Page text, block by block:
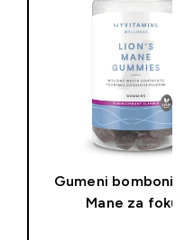
Gumeni bomboni
Mane za fokus